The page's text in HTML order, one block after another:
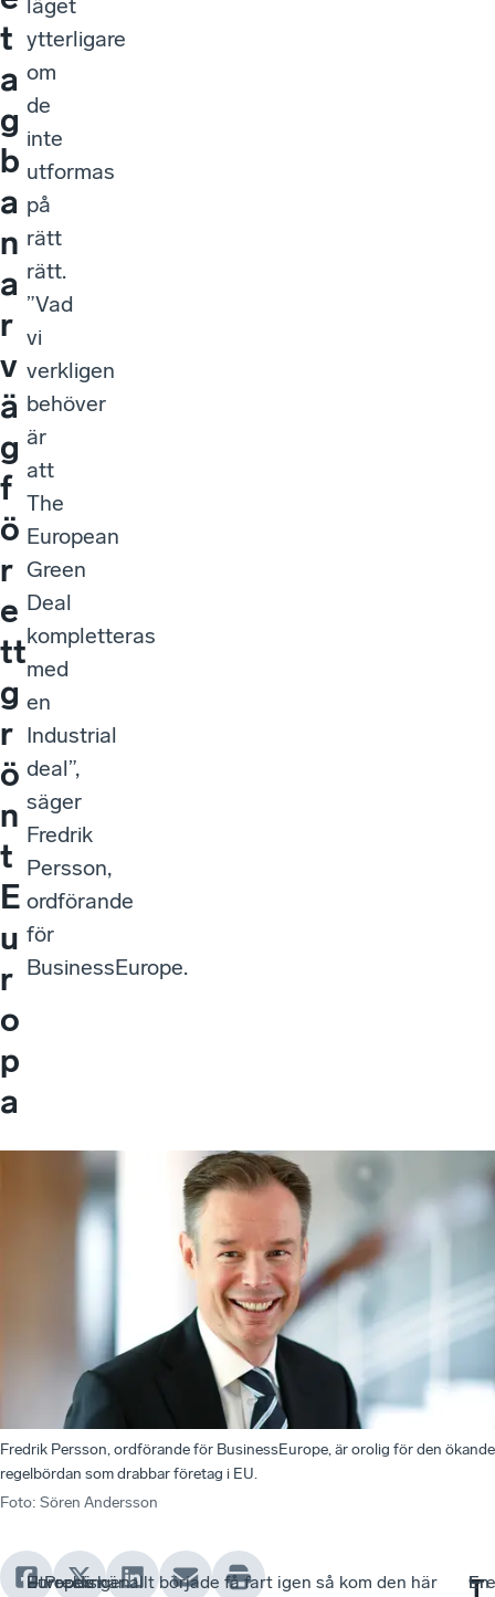
t
a
g
b
a
n
a
r
v
ä
g
f
ö
r
e
tt
g
r
ö
n
t
E
u
r
o
p
a
läget
ytterligare
om
de
inte
utformas
på
rätt
rätt.
”Vad
vi
verkligen
behöver
är
att
The
European
Green
Deal
kompletteras
med
en
Industrial
deal”,
säger
Fredrik
Persson,
ordförande
för
BusinessEurope.
Fredrik Persson, ordförande för BusinessEurope, är orolig för den ökande
regelbördan som drabbar företag i EU.
Foto: Sören Andersson
Europeisk
–
Utvecklingen
– Precis när allt började få fart igen så kom den här
T
En
–